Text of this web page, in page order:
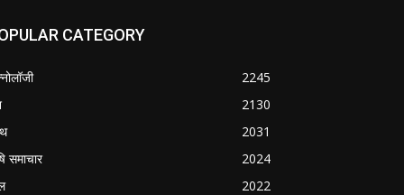
CATEGORY
2245
2130
2031
समाचार
2024
2022